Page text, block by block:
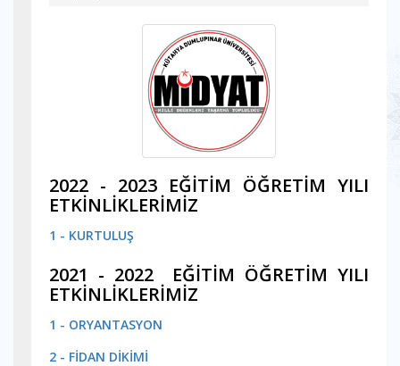
2022 - 2023 EĞİTİM ÖĞRETİM YILI
ETKİNLİKLERİMİZ
1 - KURTULUŞ
2021 - 2022 EĞİTİM ÖĞRETİM YILI
ETKİNLİKLERİMİZ
1 - ORYANTASYON
2 - FİDAN DİKİMİ